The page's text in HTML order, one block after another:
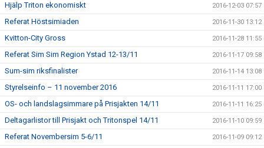
Hjälp Triton ekonomiskt 2016-12-03 07:57
Referat Höstsimiaden 2016-11-30 13:12
Kvitton-City Gross 2016-11-28 11:55
Referat Sim Sim Region Ystad 12-13/11 2016-11-17 09:58
Sum-sim riksfinalister 2016-11-14 13:08
Styrelseinfo – 11 november 2016 2016-11-11 17:00
OS- och landslagsimmare på Prisjakten 14/11 2016-11-11 16:25
Deltagarlistor till Prisjakt och Tritonspel 14/11 2016-11-10 09:59
Referat Novembersim 5-6/11 2016-11-09 09:12